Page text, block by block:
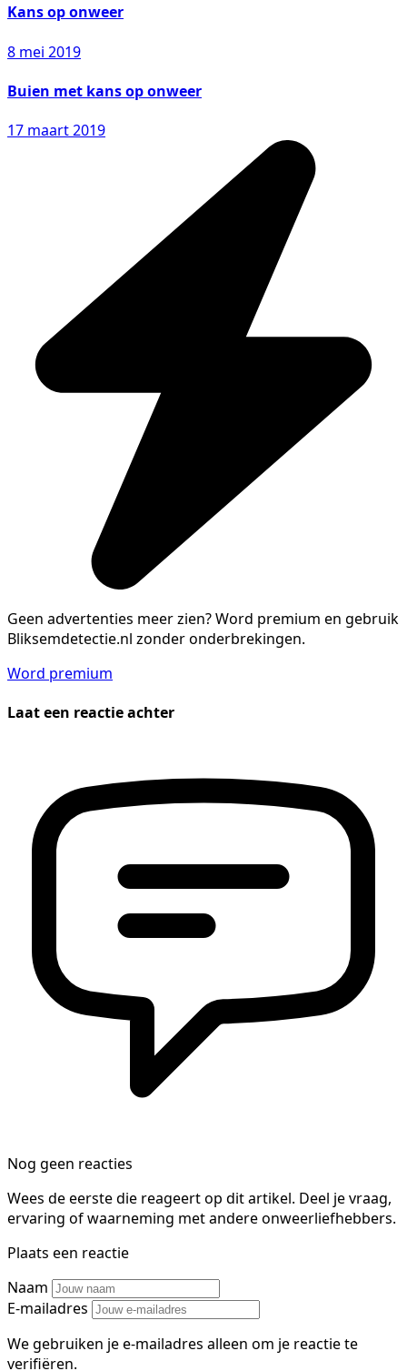
Kans op onweer
8 mei 2019
Buien met kans op onweer
17 maart 2019
Geen advertenties meer zien?Word premium en gebruik
Bliksemdetectie.nl zonder onderbrekingen.
Word premium
Laat een reactie achter
Nog geen reacties
Wees de eerste die reageert op dit artikel. Deel je vraag,
ervaring of waarneming met andere onweerliefhebbers.
Plaats een reactie
Naam
E-mailadres
We gebruiken je e-mailadres alleen om je reactie te
verifiëren.